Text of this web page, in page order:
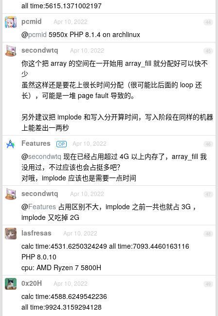
all time:5615.1371002197
44
pcmid Apr 10, 2022
@pcmid 5950x PHP 8.1.4 on archlinux
45
secondwtq Apr 10, 2022
你这个把 array 的空间在一开始用 array_fill 就分配好可以快不
少
虽然这样还是要花上很长时间分配（很可能比后面的 loop 还
长），可能是一堆 page fault 导致的。
另外建议把 implode 和写入分开算时间，写入阶段在同样的机器
上能差出一两秒
46
Features OP Apr 10, 2022
@secondwtq 现在已经占用超过 4G 以上内存了，array_fill 我
没用过，不过应该也会占挺多吧？
对哦，implode 应该也是需要一点时间
47
secondwtq Apr 10, 2022
@Features 占用区别不大，implode 之前一共也就占 3G ，
implode 又吃掉 2G
48
lasfresas Apr 10, 2022
calc time:4531.6250324249 all time:7093.4460163116
PHP 8.0.10
cpu: AMD Ryzen 7 5800H
49
0x20H Apr 10, 2022
calc time:4588.6249542236
all time:9924.3159294128